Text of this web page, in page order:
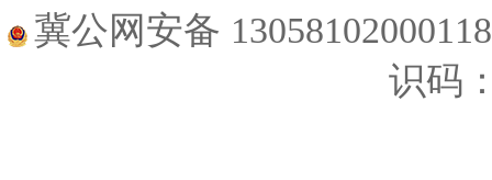
冀公网安备
识码